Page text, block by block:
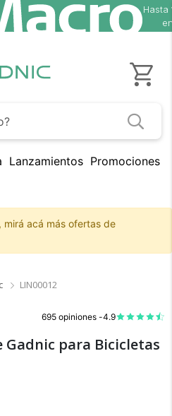
Hasta
Lanzamientos Promociones
acá más ofertas de
LIN00012
695 opiniones -4.9
Gadnic para Bicicletas